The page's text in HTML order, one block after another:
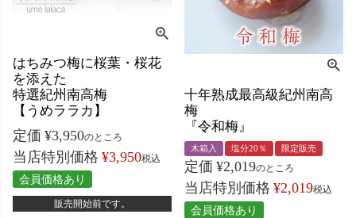
はちみつ梅に桜葉・桜花
を添えた
特選紀州南高梅
【うめララカ】
定価 ¥3,950のところ
当店特別価格 ¥3,950税込
会員価格あり
販売開始前です。
十年熟成最高級紀州南高
梅
『令和梅』
木箱入 塩分20％ 限定販売
定価 ¥2,019のところ
当店特別価格 ¥2,019税込
会員価格あり